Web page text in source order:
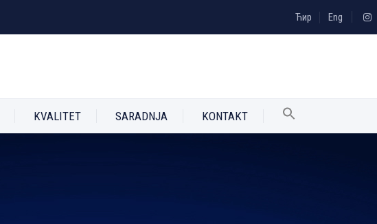
Ћир Eng
KVALITET SARADNJA KONTAKT